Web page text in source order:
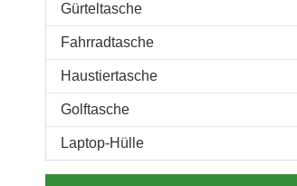
Gürteltasche
Fahrradtasche
Haustiertasche
Golftasche
Laptop-Hülle